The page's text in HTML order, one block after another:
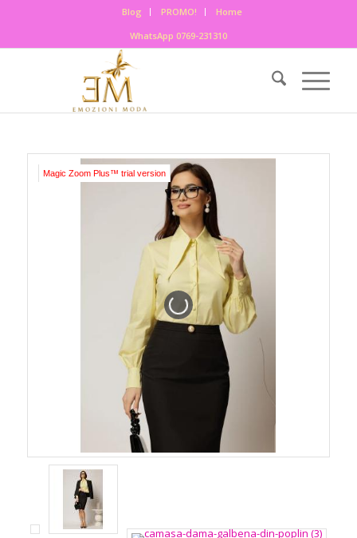
Blog PROMO!
Home
WhatsApp 0769-231310
Magic Zoom Plus™ trial version